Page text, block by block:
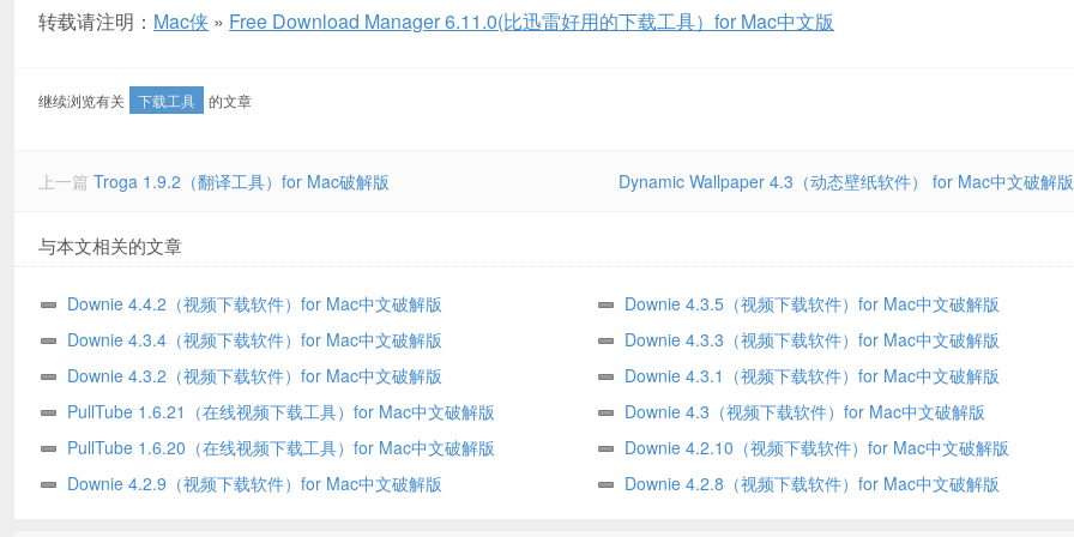
转载请注明： Mac侠 » Free Download Manager 6.11.0(比迅雷好用的下载工具）for Mac中文版
继续浏览有关 下载工具 的文章
上一篇 Troga 1.9.2（翻译工具）for Mac破解版 Dynamic Wallpaper 4.3（动态壁纸软件） for Mac中文破解版
与本文相关的文章
Downie 4.4.2（视频下载软件）for Mac中文破解版
Downie 4.3.5（视频下载软件）for Mac中文破解版
Downie 4.3.4（视频下载软件）for Mac中文破解版
Downie 4.3.3（视频下载软件）for Mac中文破解版
Downie 4.3.2（视频下载软件）for Mac中文破解版
Downie 4.3.1（视频下载软件）for Mac中文破解版
PullTube 1.6.21（在线视频下载工具）for Mac中文破解版
Downie 4.3（视频下载软件）for Mac中文破解版
PullTube 1.6.20（在线视频下载工具）for Mac中文破解版
Downie 4.2.10（视频下载软件）for Mac中文破解版
Downie 4.2.9（视频下载软件）for Mac中文破解版
Downie 4.2.8（视频下载软件）for Mac中文破解版